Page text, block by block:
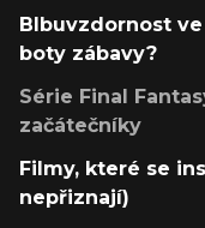
Blbuvzdornost
boty zábavy?
Série Final
začátečníky
Filmy, které se
nepřiznají)